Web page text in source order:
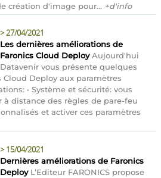
création d'image pour... +d'info
>27/04/2021
Les dernières améliorations de
Faronics Cloud DeployAujourd'hui
Datavenir vous présente quelques
Deploy aux paramètres
• Système et sécurité: vous
à distance des règles de pare-feu
et activer ces paramètres
> 15/04/2021
Dernières améliorations de Faronics
DeployL’Editeur FARONICS propose